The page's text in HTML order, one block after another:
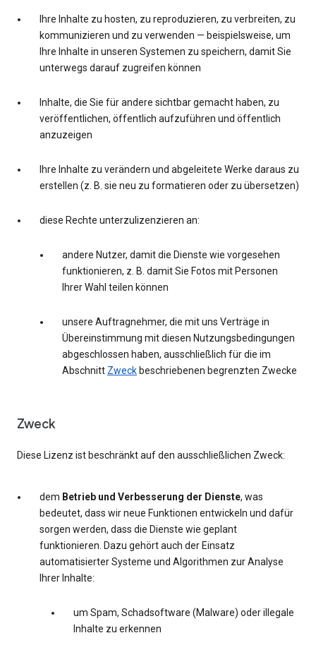
Ihre Inhalte zu hosten, zu reproduzieren, zu verbreiten, zu
kommunizieren und zu verwenden — beispielsweise, um
Ihre Inhalte in unseren Systemen zu speichern, damit Sie
unterwegs darauf zugreifen können
Inhalte, die Sie für andere sichtbar gemacht haben, zu
veröffentlichen, öffentlich aufzuführen und öffentlich
anzuzeigen
Ihre Inhalte zu verändern und abgeleitete Werke daraus zu
erstellen (z. B. sie neu zu formatieren oder zu übersetzen)
diese Rechte unterzulizenzieren an:
andere Nutzer, damit die Dienste wie vorgesehen
funktionieren, z. B. damit Sie Fotos mit Personen
Ihrer Wahl teilen können
unsere Auftragnehmer, die mit uns Verträge in
Übereinstimmung mit diesen Nutzungsbedingungen
abgeschlossen haben, ausschließlich für die im
Abschnitt Zweck beschriebenen begrenzten Zwecke
Zweck
Diese Lizenz ist beschränkt auf den ausschließlichen Zweck:
dem Betrieb und Verbesserung der Dienste, was
bedeutet, dass wir neue Funktionen entwickeln und dafür
sorgen werden, dass die Dienste wie geplant
funktionieren. Dazu gehört auch der Einsatz
automatisierter Systeme und Algorithmen zur Analyse
Ihrer Inhalte:
um Spam, Schadsoftware (Malware) oder illegale
Inhalte zu erkennen